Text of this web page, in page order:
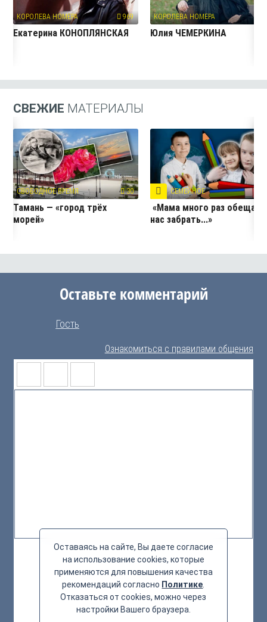
КОРОЛЕВА НОМЕРА 969
Екатерина КОНОПЛЯНСКАЯ
КОРОЛЕВА НОМЕРА
Юлия ЧЕМЕРКИНА
СВЕЖИЕ МАТЕРИАЛЫ
СВОБОДНОЕ ВРЕМЯ 30
Тамань — «город трёх
морей»
СЕМЕЙНОЕ
«Мама много раз обещала
нас забрать...»
Оставьте комментарий
Гость
Ознакомиться с правилами общения
Оставаясь на сайте, Вы даете согласие
на использование cookies, которые
применяются для повышения качества
рекомендаций согласно Политике
Отказаться от cookies, можно через
настройки Вашего браузера.